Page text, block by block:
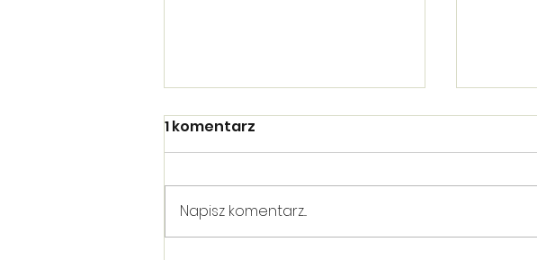
1 komentarz
Napisz komentarz...